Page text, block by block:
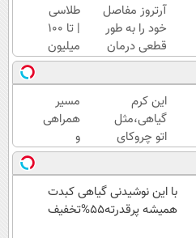
آرتروز مفاصل
خود را به طور
قطعی درمان
کنید!
◗پرسش‌نامه◖
طلاسی
| تا 100
میلیون
وام
آنی
خرید
طلا💰
ثبت
نام
کن!
این کرم
گیاهی،مثل
اتو چروکای
پوستتوصاف
میکنه!50%تخفیف
مسیر
همراهی
و
گزارش
عملکرد
گروه
اسنپ
با این نوشیدنی گیاهی کبدت
همیشه پرقدرته55%تخفیف